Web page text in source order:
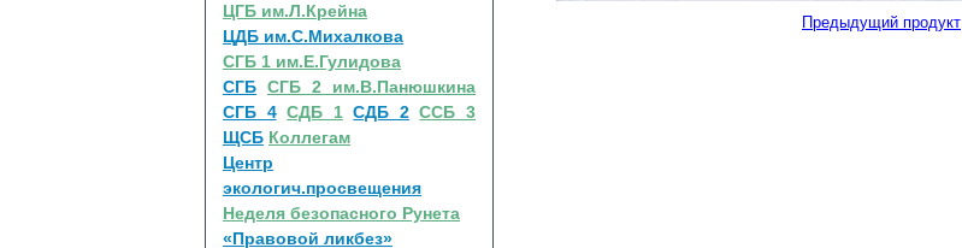
ЦГБ им.Л.Крейна
ЦДБ им.С.Михалкова
СГБ 1 им.Е.Гулидова
СГБ СГБ 2 им.В.Панюшкина
СГБ 4 СДБ 1 СДБ 2 ССБ 3
ЩСБ Коллегам
Центр
экологич.просвещения
Неделя безопасного Рунета
«Правовой ликбез»
Предыдущий продукт